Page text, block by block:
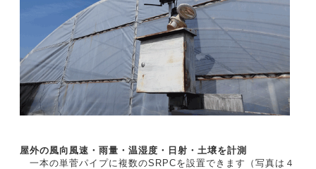
屋外の風向風速・雨量・温湿度・日射・土壌を計測
一本の単菅パイプに複数のSRPCを設置できます（写真は４